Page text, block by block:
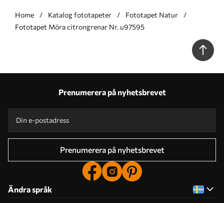
Home Katalog fototapeter
Fototapet Natur
Fototapet Möra citrongrenar Nr. u97595
Prenumerera på nyhetsbrevet
Prenumerera på nyhetsbrevet
Ändra språk